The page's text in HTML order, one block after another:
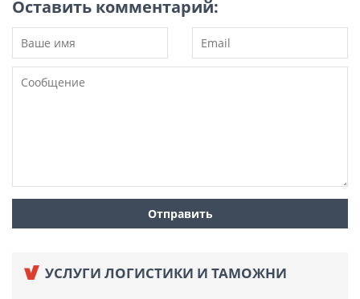
Оставить комментарий:
УСЛУГИ ЛОГИСТИКИ И ТАМОЖНИ